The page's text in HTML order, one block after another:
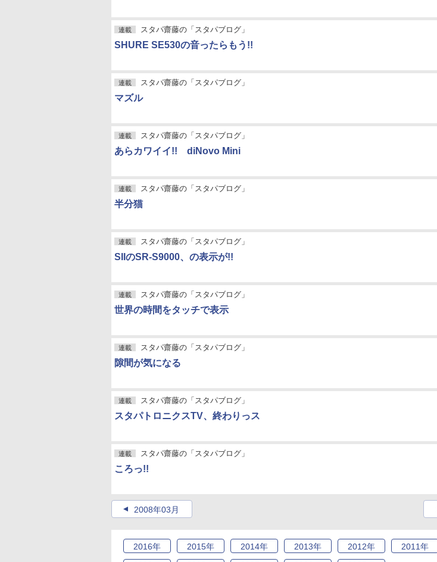
連載 スタパ齋藤の「スタパブログ」
SHURE SE530の音ったらもう!!
連載 スタパ齋藤の「スタパブログ」
マズル
連載 スタパ齋藤の「スタパブログ」
あらカワイイ!! diNovo Mini
連載 スタパ齋藤の「スタパブログ」
半分猫
連載 スタパ齋藤の「スタパブログ」
SIIのSR-S9000、の表示が!!
連載 スタパ齋藤の「スタパブログ」
世界の時間をタッチで表示
連載 スタパ齋藤の「スタパブログ」
隙間が気になる
連載 スタパ齋藤の「スタパブログ」
スタパトロニクスTV、終わりっス
連載 スタパ齋藤の「スタパブログ」
ころっ!!
2008年03月
2016年 2015年 2014年 2013年 2012年 2011年